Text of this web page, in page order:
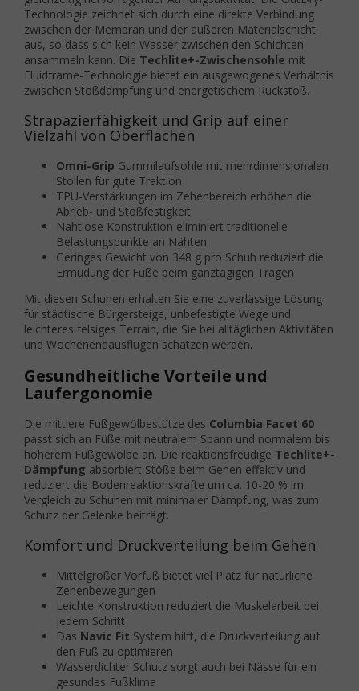
Technologie zeichnet sich durch eine direkte Verbindung
zwischen der Membran und der äußeren Materialschicht
aus, so dass sich kein Wasser zwischen den Schichten
ansammeln kann. Die Techlite+-Zwischensohle mit
Fluidframe-Technologie bietet ein ausgewogenes Verhältnis
zwischen Stoßdämpfung und energetischem Rückstoß.
Strapazierfähigkeit und Grip auf einer
Vielzahl von Oberflächen
Omni-Grip Gummilaufsohle mit mehrdimensionalen
Stollen für gute Traktion
TPU-Verstärkungen im Zehenbereich erhöhen die
Abrieb- und Stoßfestigkeit
Nahtlose Konstruktion eliminiert traditionelle
Belastungspunkte an Nähten
Geringes Gewicht von 348 g pro Schuh reduziert die
Ermüdung der Füße beim ganztägigen Tragen
Mit diesen Schuhen erhalten Sie eine zuverlässige Lösung
für städtische Bürgersteige, unbefestigte Wege und
leichteres felsiges Terrain, die Sie bei alltäglichen Aktivitäten
und Wochenendausflügen schätzen werden.
Gesundheitliche Vorteile und
Laufergonomie
Die mittlere Fußgewölbestütze des Columbia Facet 60
passt sich an Füße mit neutralem Spann und normalem bis
höherem Fußgewölbe an. Die reaktionsfreudige Techlite+-
Dämpfung absorbiert Stöße beim Gehen effektiv und
reduziert die Bodenreaktionskräfte um ca. 10-20 % im
Vergleich zu Schuhen mit minimaler Dämpfung, was zum
Schutz der Gelenke beiträgt.
Komfort und Druckverteilung beim Gehen
Mittelgroßer Vorfuß bietet viel Platz für natürliche
Zehenbewegungen
Leichte Konstruktion reduziert die Muskelarbeit bei
jedem Schritt
Das Navic Fit System hilft, die Druckverteilung auf
den Fuß zu optimieren
Wasserdichter Schutz sorgt auch bei Nässe für ein
gesundes Fußklima